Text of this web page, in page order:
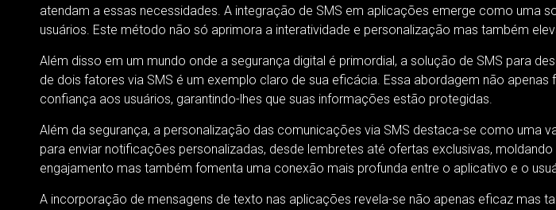
atendam a essas necessidades. A integração de SMS em aplicações emerge como
usuários. Este método não só aprimora a interatividade e personalização mas também
Além disso em um mundo onde a segurança digital é primordial, a solução de SMS para
de dois fatores via SMS é um exemplo claro de sua eficácia. Essa abordagem não
confiança aos usuários, garantindo-lhes que suas informações estão protegidas.
Além da segurança, a personalização das comunicações via SMS destaca-se como uma
para enviar notificações personalizadas, desde lembretes até ofertas exclusivas,
engajamento mas também fomenta uma conexão mais profunda entre o aplicativo e o
A incorporação de mensagens de texto nas aplicações revela-se não apenas eficaz mas